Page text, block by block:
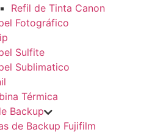
Refil de Tinta Canon
Fotográfico
Sulfite
Sublimatico
Térmica
Backup
de Backup Fujifilm